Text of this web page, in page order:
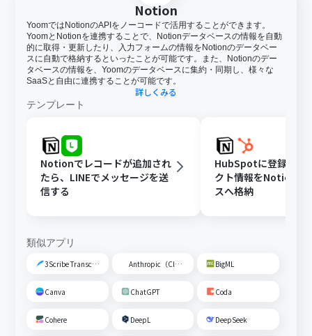
Notion
YoomではNotionのAPIをノーコードで活用することができます。
YoomとNotionを連携することで、Notionデータベースの情報を自動
的に取得・更新したり、入力フォームの情報をNotionのデータベー
スに自動で格納するといったことが可能です。また、Notionのデー
タベースの情報を、Yoomのデータベースに集約・同期し、様々な
SaaSと自由に連携することが可能です。
詳しくみる
テンプレート
Notionでレコードが追加され
たら、LINEでメッセージを送
信する
HubSpotに登録され
クト情報をNotionデ
スへ格納
類似アプリ
3Scribe Transcription Anthropic（Claude） BigML
Canva ChatGPT Coda
Cohere DeepL DeepSeek